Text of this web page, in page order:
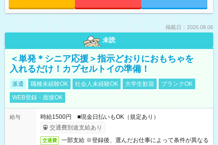
掲載日：2026.08.06
未読
＜単発＊シニア応援＞指示どおりにおもちゃを
入れるだけ！カプセルトイの準備！
派遣 職種未経験OK 社会人未経験OK 大学生歓迎
ブランクOK
WEB登録・面接OK
給与
時給1500円 ■現金日払いもOK（規定あり）
交通費別途支給あり
交通費
一部支給 ※登録後、選んだお仕事によって条件が異なる